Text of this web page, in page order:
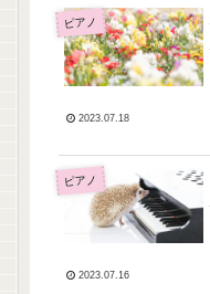
ピアノ
2023.07.18
ピアノ
2023.07.16